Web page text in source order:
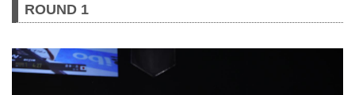
ROUND 1